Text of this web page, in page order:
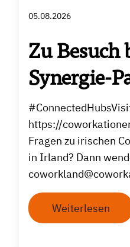
05.08.2026
Zu Besuch
Synergie-
https://
Fragen zu irischen
in Irland? Dann
Weiterlesen